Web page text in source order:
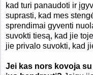
kad turi panaudoti ir
suprasti, kad mes
sprendimai gyventi
suvokti tiesą, kad jie
jie privalo suvokti, kad
Jei kas nors kovoja